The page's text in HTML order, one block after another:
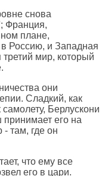
снова
Франция,
плане,
Россию, и Западная
мир, который
они
Сладкий, как
Берлускони
принимает его на
там, где он
что ему все
его в цари.